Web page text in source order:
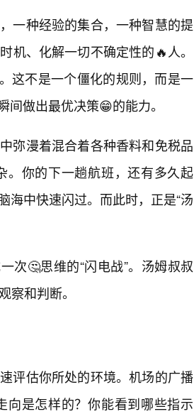
一种经验的集合，一种智慧的提
机、化解一切不确定性的🔥人。
这不是一个僵化的规则，而是一
做出最优决策😁的能力。
弥漫着混合着各种香料和免税品
。你的下一趟航班，还有多久起
海中快速闪过。而此时，正是“汤
次🤔思维的“闪电战”。汤姆叔叔
察和判断。
评估你所处的环境。机场的广播
向是怎样的？你能看到哪些指示